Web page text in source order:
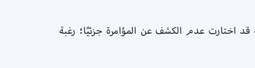
اختارت عدم الكشف عن المؤامرة جزئيًا؛ رغبة